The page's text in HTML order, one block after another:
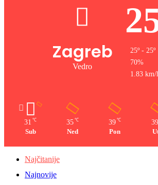
Zagreb
Vedro
25º - 25º
70%
1.83 km/
31 ℃
Sub
35 ℃
Ned
39 ℃
Pon
39
Najčitanije
Najnovije